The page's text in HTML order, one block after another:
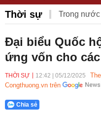
Thời sự Trong nước
Hoạt động của Lãnh
Bầu cử Quốc hội Khoá
Đại biểu Quốc
ứng vốn cho
THỜI SỰ 12:42 05/12/2025
Congthuong.vn trên
Chia sẻ